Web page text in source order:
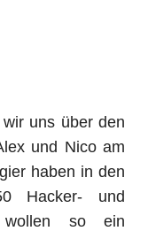
uns über den
und Nico am
haben in den
Hacker- und
wollen so ein